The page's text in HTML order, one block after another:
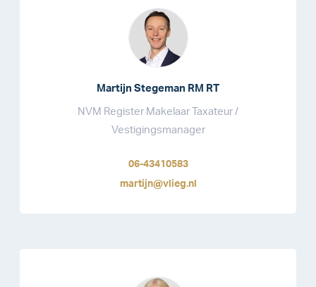
Martijn Stegeman RM RT
NVM Register Makelaar Taxateur /
Vestigingsmanager
06-43410583
martijn@vlieg.nl